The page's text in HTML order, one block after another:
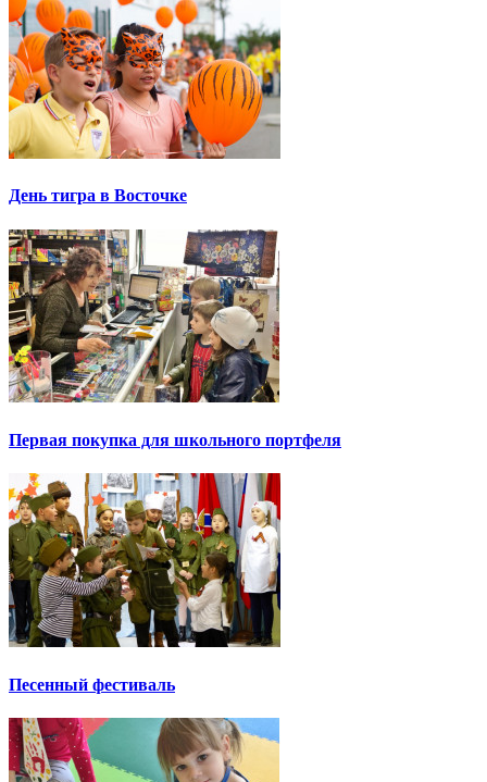
День тигра в Восточке
Первая покупка для школьного портфеля
Песенный фестиваль